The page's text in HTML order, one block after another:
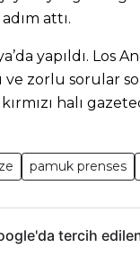
attı.
yapıldı. Los
ve zorlu sorular
halı
pamuk prenses
tercih